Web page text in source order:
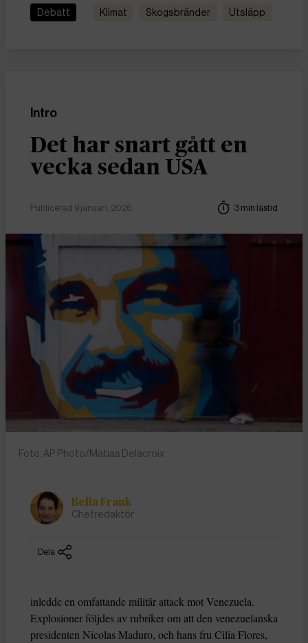
Debatt Klimat skogsbränder utsläpp
Intro
Det har snart gått en
vecka sedan USA
Publicerad 9 januari, 2026 3 min lästid
Foto: AP Photo/Matias Delacroix
Bella Frank
Chefredaktör
Dela
inledde en omfattande militär attack mot Venezuela.
Explosioner följdes av rubriker om att den venezuelanska
presidenten Nicolas Maduro, och hans fru Cilia Flores,